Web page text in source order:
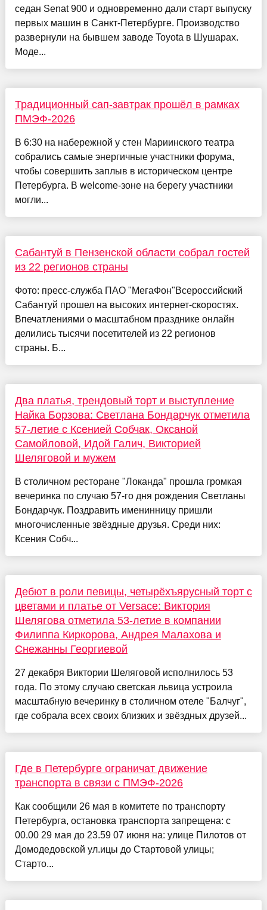
седан Senat 900 и одновременно дали старт выпуску
первых машин в Санкт-Петербурге. Производство
развернули на бывшем заводе Toyota в Шушарах.
Моде...
Традиционный сап-завтрак прошёл в рамках
ПМЭФ-2026
В 6:30 на набережной у стен Мариинского театра
собрались самые энергичные участники форума,
чтобы совершить заплыв в историческом центре
Петербурга. В welcome-зоне на берегу участники
могли...
Сабантуй в Пензенской области собрал гостей
из 22 регионов страны
Фото: пресс-служба ПАО "МегаФон"Всероссийский
Сабантуй прошел на высоких интернет-скоростях.
Впечатлениями о масштабном празднике онлайн
делились тысячи посетителей из 22 регионов
страны. Б...
Два платья, трендовый торт и выступление
Найка Борзова: Светлана Бондарчук отметила
57-летие с Ксенией Собчак, Оксаной
Самойловой, Идой Галич, Викторией
Шеляговой и мужем
В столичном ресторане "Локанда" прошла громкая
вечеринка по случаю 57-го дня рождения Светланы
Бондарчук. Поздравить именинницу пришли
многочисленные звёздные друзья. Среди них:
Ксения Собч...
Дебют в роли певицы, четырёхъярусный торт с
цветами и платье от Versace: Виктория
Шелягова отметила 53-летие в компании
Филиппа Киркорова, Андрея Малахова и
Снежанны Георгиевой
27 декабря Виктории Шеляговой исполнилось 53
года. По этому случаю светская львица устроила
масштабную вечеринку в столичном отеле "Балчуг",
где собрала всех своих близких и звёздных друзей...
Где в Петербурге ограничат движение
транспорта в связи с ПМЭФ-2026
Как сообщили 26 мая в комитете по транспорту
Петербурга, остановка транспорта запрещена: с
00.00 29 мая до 23.59 07 июня на: улице Пилотов от
Домодедовской ул.ицы до Стартовой улицы;
Старто...